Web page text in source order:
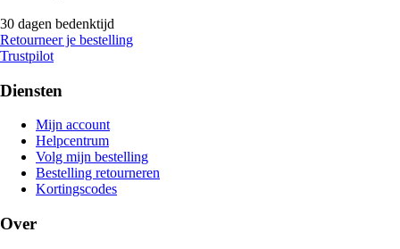
30 dagen bedenktijd
Retourneer je bestelling
Trustpilot
Diensten
Mijn account
Helpcentrum
Volg mijn bestelling
Bestelling retourneren
Kortingscodes
Over